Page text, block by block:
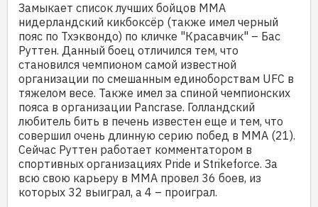
Замыкает список лучших бойцов ММА
нидерландский кикбоксёр (также имел черный
пояс по Тхэквондо) по кличке "Красавчик" – Бас
Руттен. Данный боец отличился тем, что
становился чемпионом самой известной
организации по смешанным единоборствам UFC в
тяжелом весе. Также имел за спиной чемпионских
пояса в организации Pancrase. Голландский
любитель бить в печень известен еще и тем, что
совершил очень длинную серию побед в ММА (21).
Сейчас Руттен работает комментатором в
спортивных организациях Pride и Strikeforce. За
всю свою карьеру в ММА провел 36 боев, из
которых 32 выиграл, а 4 – проиграл.